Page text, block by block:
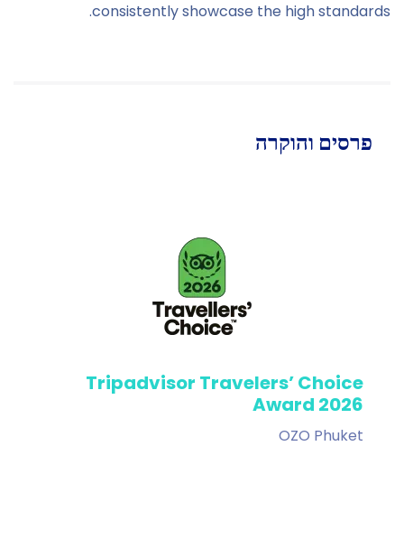
consistently showcase the high standards.
פרסים והוקרה
Tripadvisor Travelers’ Choice
Award 2026
OZO Phuket